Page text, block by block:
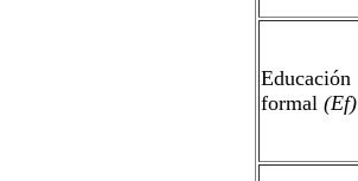
Educación
formal (Ef)